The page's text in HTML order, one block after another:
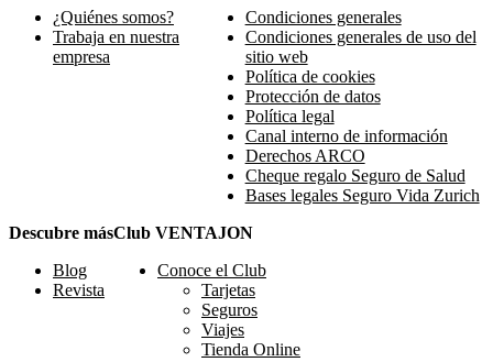
¿Quiénes somos?
Trabaja en nuestra
empresa
Condiciones generales
Condiciones generales de uso del
sitio web
Política de cookies
Protección de datos
Política legal
Canal interno de información
Derechos ARCO
Cheque regalo Seguro de Salud
Bases legales Seguro Vida Zurich
Descubre más
Blog
Revista
Club VENTAJON
Conoce el Club
Tarjetas
Seguros
Viajes
Tienda Online